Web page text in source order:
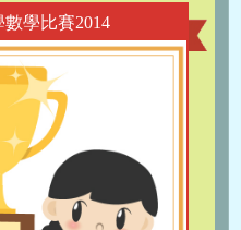
學比賽2014